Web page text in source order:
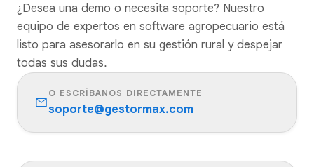
¿Desea una demo o necesita soporte? Nuestro
equipo de expertos en software agropecuario está
listo para asesorarlo en su gestión rural y despejar
todas sus dudas.
O ESCRÍBANOS DIRECTAMENTE
soporte@gestormax.com